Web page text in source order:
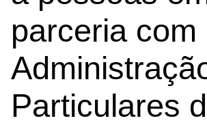
parceria
Particulares